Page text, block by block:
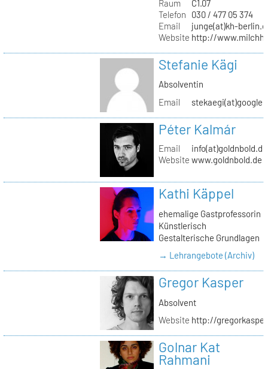
Raum
C1.07
Telefon
030 / 477 05 374
Email
junge(at)kh-
Website http://
Stefanie Kägi
Absolventin
Email
Péter Kalmár
Email
info(at)goldnbold.de
Website www.goldnbold.de
Kathi Käppel
ehemalige Gastprofessorin
Künstlerisch
Gestalterische Grundlagen
→ Lehrangebote (Archiv)
Gregor Kasper
Absolvent
Website http://
Golnar Kat
Rahmani